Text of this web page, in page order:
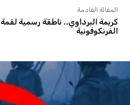
المقالة القادمة
كريمة البرداوي.. ناطقة رسمية لقمة
الفرنكوفونية